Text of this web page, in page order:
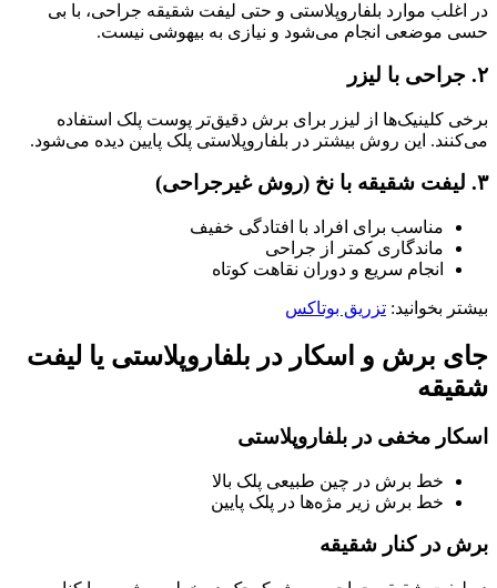
در اغلب موارد بلفاروپلاستی و حتی لیفت شقیقه جراحی، با بی‌
حسی موضعی انجام می‌شود و نیازی به بیهوشی نیست.
۲. جراحی با لیزر
برخی کلینیک‌ها از لیزر برای برش دقیق‌تر پوست پلک استفاده
می‌کنند. این روش بیشتر در بلفاروپلاستی پلک پایین دیده می‌شود.
۳. لیفت شقیقه با نخ (روش غیرجراحی)
مناسب برای افراد با افتادگی خفیف
ماندگاری کمتر از جراحی
انجام سریع و دوران نقاهت کوتاه
بیشتر بخوانید: تزریق بوتاکس
جای برش و اسکار در بلفاروپلاستی یا لیفت
شقیقه
اسکار مخفی در بلفاروپلاستی
خط برش در چین طبیعی پلک بالا
خط برش زیر مژه‌ها در پلک پایین
برش در کنار شقیقه